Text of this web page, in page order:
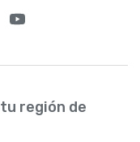
región de